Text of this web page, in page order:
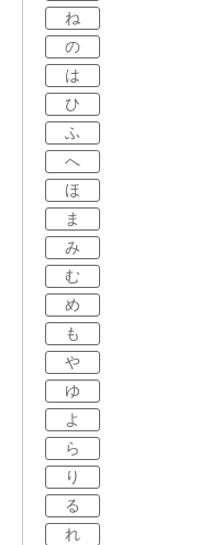
ね
の
は
ひ
ふ
へ
ほ
ま
み
む
め
も
や
ゆ
よ
ら
り
る
れ